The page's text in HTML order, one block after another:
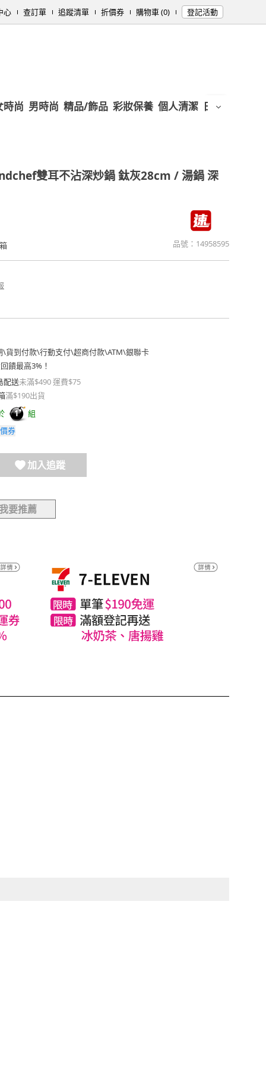
心 查訂單 追蹤清單 折價券 購物車 (0) 登記活動
時尚 男時尚 精品/飾品 彩妝保養 個人清潔 日用/紙品
雙耳不沾深炒鍋 鈦灰28cm / 湯鍋 深
品號： 14958595
\貨到付款\行動支付\超商付款\ATM\銀聯卡
饋最高3%！
配送未滿$490 運費$75
滿$190出貨
1
組
券
加入追蹤
我要推薦